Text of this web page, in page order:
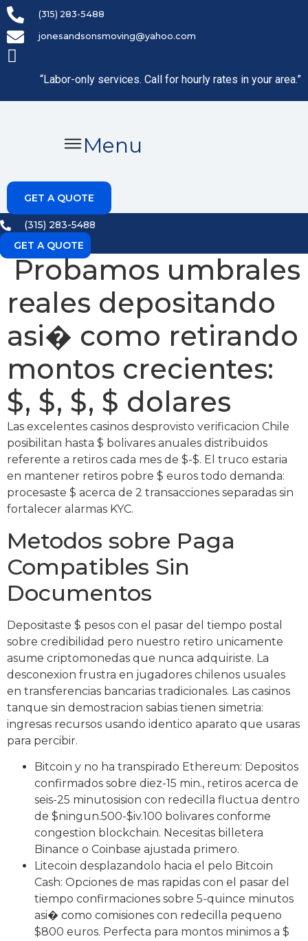
Skip
content
(315) 283-5488
jonesandsonsmoving@yahoo.com
“Labor-only services. Call for hourly rates in your area.”
Menu
GET A QUOTE
(315) 283-5488
GET A QUOTE
Probamos umbrales
reales depositando
asi� como retirando
montos crecientes:
$, $, $, $ dolares
Las excelentes casinos desprovisto verificacion Chile
posibilitan hasta $ bolivares anuales distribuidos
referente a retiros cada mes de $-$. El truco estaria
en mantener retiros pobre $ euros todo demanda:
procesaste $ acerca de 2 transacciones separadas sin
fortalecer alarmas KYC.
Metodos sobre Paga
Compatibles Sin
Documentos
Depositaste $ pesos con el pasar del tiempo postal
sobre credibilidad pero nuestro retiro unicamente
asume criptomonedas que nunca adquiriste. La
desconexion frustra en jugadores chilenos usuales
en transferencias bancarias tradicionales. Las casinos
tanque sin demostracion sabias tienen simetria:
ingresas recursos usando identico aparato que usaras
para percibir.
Bitcoin y no ha transpirado Ethereum: Depositos
confirmados sobre diez-15 min., retiros acerca de
seis-25 minutosision con redecilla fluctua dentro
de $ningun.500-$iv.100 bolivares conforme
congestion blockchain. Necesitas billetera
Binance o Coinbase ajustada primero.
Litecoin desplazandolo hacia el pelo Bitcoin
Cash: Opciones de mas rapidas con el pasar del
tiempo confirmaciones sobre 5-quince minutos
asi� como comisiones con redecilla pequeno
$800 euros. Perfecta para montos minimos a $